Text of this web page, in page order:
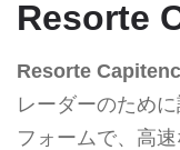
Resorte
Resorte
レーダーのため
フォームで、高